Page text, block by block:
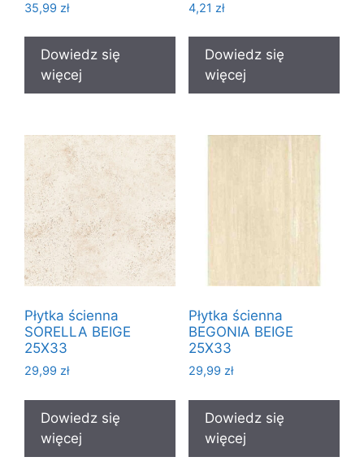
35,99 zł
Dowiedz się
więcej
4,21 zł
Dowiedz się
więcej
Płytka ścienna
SORELLA BEIGE
25X33
29,99 zł
Dowiedz się
więcej
Płytka ścienna
BEGONIA BEIGE
25X33
29,99 zł
Dowiedz się
więcej